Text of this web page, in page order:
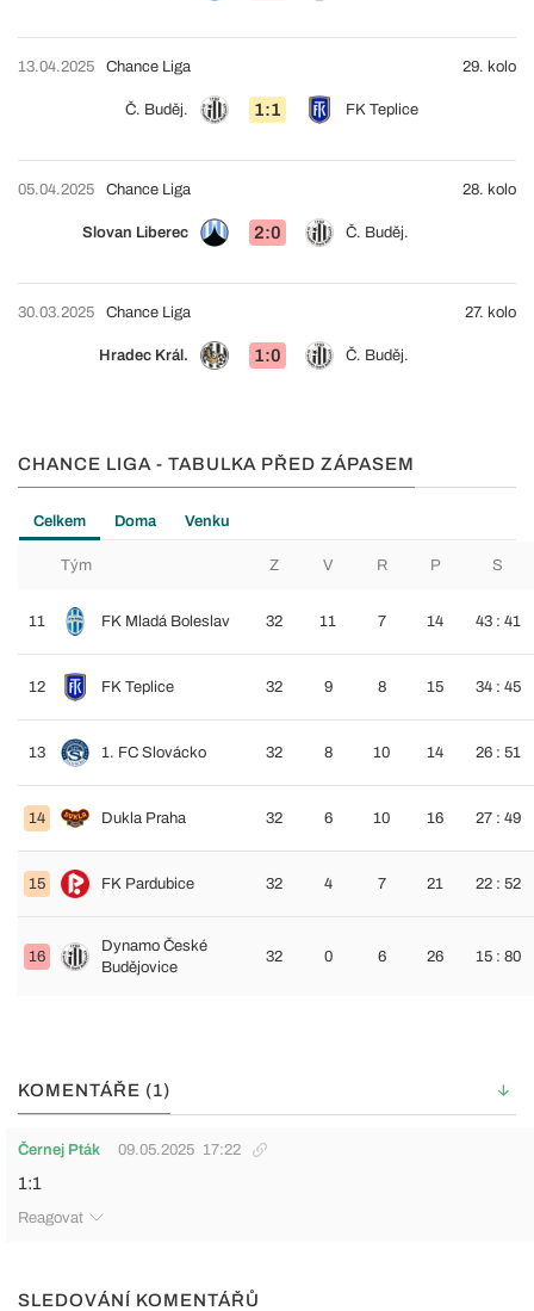
13.04.2025
Č. Buděj. 1:1 FK Teplice
Chance Liga 29. kolo
05.04.2025
Slovan Liberec 2:0 Č. Buděj.
Chance Liga 28. kolo
30.03.2025
Hradec Král. 1:0 Č. Buděj.
Chance Liga 27. kolo
CHANCE LIGA - TABULKA PŘED ZÁPASEM
Celkem Doma Venku
Tým Z V R P S
11 FK Mladá Boleslav 32 11 7 14 43 : 41
12 FK Teplice 32 9 8 15 34 : 45
13 1. FC Slovácko 32 8 10 14 26 : 51
14 Dukla Praha 32 6 10 16 27 : 49
15 FK Pardubice 32 4 7 21 22 : 52
16
Dynamo České
Budějovice
32 0 6 26 15 : 80
KOMENTÁŘE (1)
Černej Pták 09.05.2025 17:22
1:1
Reagovat
SLEDOVÁNÍ KOMENTÁŘŮ